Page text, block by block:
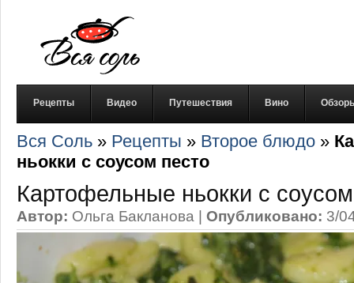
Рецепты Видео Путешествия Вино
Вся Соль » Рецепты » Второе блюдо »
ньокки с соусом песто
Картофельные ньокки с
Автор: Ольга Бакланова | Опубликовано: 3/